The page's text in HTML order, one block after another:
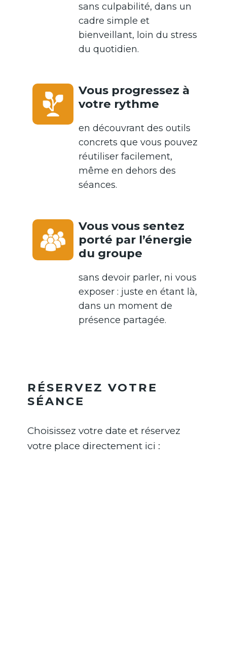
sans culpabilité, dans un
cadre simple et
bienveillant, loin du stress
du quotidien.
Vous progressez à
votre rythme
en découvrant des outils
concrets que vous pouvez
réutiliser facilement,
même en dehors des
séances.
Vous vous sentez
porté par l’énergie
du groupe
sans devoir parler, ni vous
exposer : juste en étant là,
dans un moment de
présence partagée.
RÉSERVEZ VOTRE
SÉANCE
Choisissez votre date et réservez
votre place directement ici :